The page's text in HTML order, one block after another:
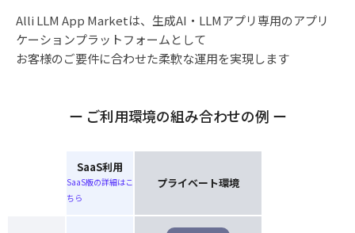
Alli LLM App Marketは、生成AI・LLMアプリ専用のアプリ
ケーションプラットフォームとして
お客様のご要件に合わせた柔軟な運用を実現します
ー ご利用環境の組み合わせの例 ー
SaaS利用
SaaS版の詳細はこ
ちら
プライベート環境